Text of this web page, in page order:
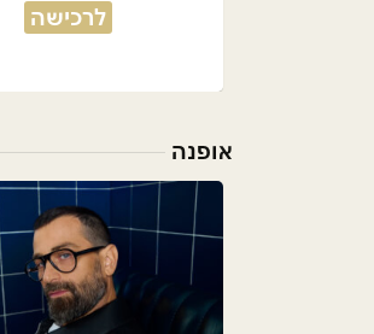
לרכישה
אופנה